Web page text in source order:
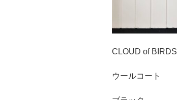
CLOUD of BIRDS
ウールコート